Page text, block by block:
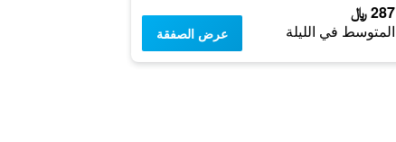
287 ﷼
المتوسط في الليلة عرض الصفقة